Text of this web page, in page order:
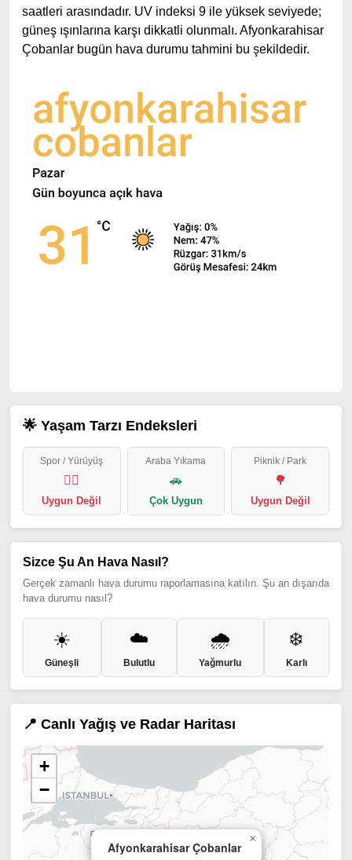
saatleri arasındadır. UV indeksi 9 ile yüksek seviyede;
güneş ışınlarına karşı dikkatli olunmalı. Afyonkarahisar
Çobanlar bugün hava durumu tahmini bu şekildedir.
🌟 Yaşam Tarzı Endeksleri
Spor / Yürüyüş
🏃‍♂️
Uygun Değil
Araba Yıkama
🚗
Çok Uygun
Piknik / Park
🌳
Uygun Değil
Sizce Şu An Hava Nasıl?
Gerçek zamanlı hava durumu raporlamasına katılın. Şu an dışarıda
hava durumu nasıl?
☀️
Güneşli
☁️
Bulutlu
🌧️
Yağmurlu
❄️
Karlı
📍 Canlı Yağış ve Radar Haritası
Afyonkarahisar Çobanlar
×
+
−